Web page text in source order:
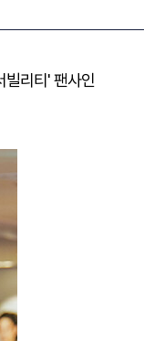
리티' 팬사인